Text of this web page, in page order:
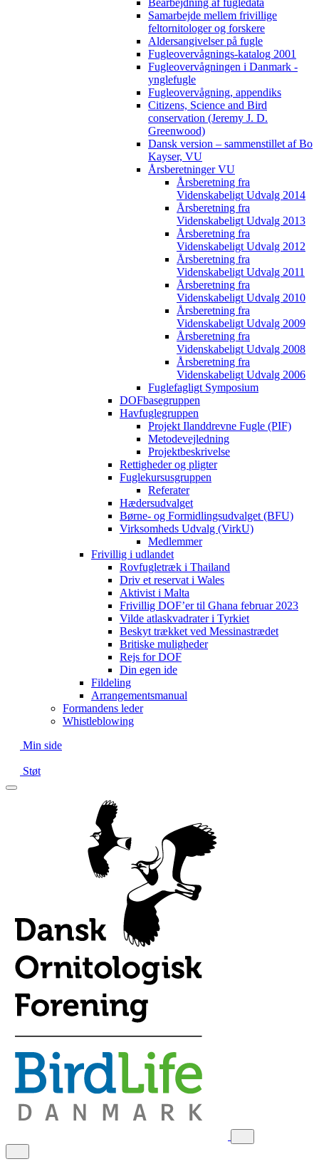
Bearbejdning af fugledata
Samarbejde mellem frivillige
feltornitologer og forskere
Aldersangivelser på fugle
Fugleovervågnings-katalog 2001
Fugleovervågningen i Danmark -
ynglefugle
Fugleovervågning, appendiks
Citizens, Science and Bird
conservation (Jeremy J. D.
Greenwood)
Dansk version – sammenstillet af Bo
Kayser, VU
Årsberetninger VU
Årsberetning fra
Videnskabeligt Udvalg 2014
Årsberetning fra
Videnskabeligt Udvalg 2013
Årsberetning fra
Videnskabeligt Udvalg 2012
Årsberetning fra
Videnskabeligt Udvalg 2011
Årsberetning fra
Videnskabeligt Udvalg 2010
Årsberetning fra
Videnskabeligt Udvalg 2009
Årsberetning fra
Videnskabeligt Udvalg 2008
Årsberetning fra
Videnskabeligt Udvalg 2006
Fuglefagligt Symposium
DOFbasegruppen
Havfuglegruppen
Projekt Ilanddrevne Fugle (PIF)
Metodevejledning
Projektbeskrivelse
Rettigheder og pligter
Fuglekursusgruppen
Referater
Hædersudvalget
Børne- og Formidlingsudvalget (BFU)
Virksomheds Udvalg (VirkU)
Medlemmer
Frivillig i udlandet
Rovfugletræk i Thailand
Driv et reservat i Wales
Aktivist i Malta
Frivillig DOF’er til Ghana februar 2023
Vilde atlaskvadrater i Tyrkiet
Beskyt trækket ved Messinastrædet
Britiske muligheder
Rejs for DOF
Din egen ide
Fildeling
Arrangementsmanual
Formandens leder
Whistleblowing
Min side
Støt